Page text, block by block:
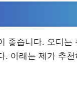
좋습니다. 오디는
. 아래는 제가 추